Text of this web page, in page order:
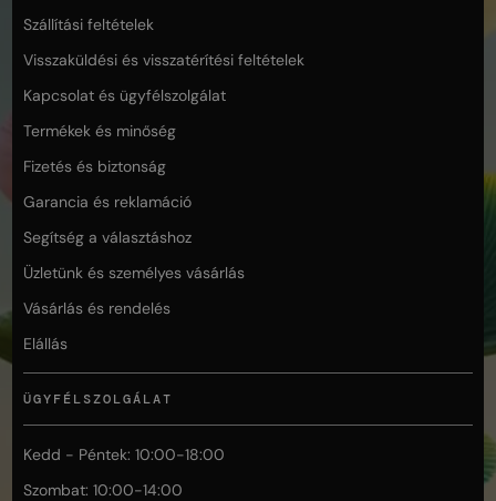
Szállítási feltételek
Visszaküldési és visszatérítési feltételek
Kapcsolat és ügyfélszolgálat
Termékek és minőség
Fizetés és biztonság
Garancia és reklamáció
Segítség a választáshoz
Üzletünk és személyes vásárlás
Vásárlás és rendelés
Elállás
ÜGYFÉLSZOLGÁLAT
Kedd - Péntek: 10:00-18:00
Szombat: 10:00-14:00